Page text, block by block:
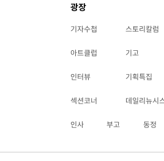
광장
기자수첩 스토리칼럼
아트클럽 기고
인터뷰 기획특집
섹션코너 데일리뉴시
인사 부고 동정